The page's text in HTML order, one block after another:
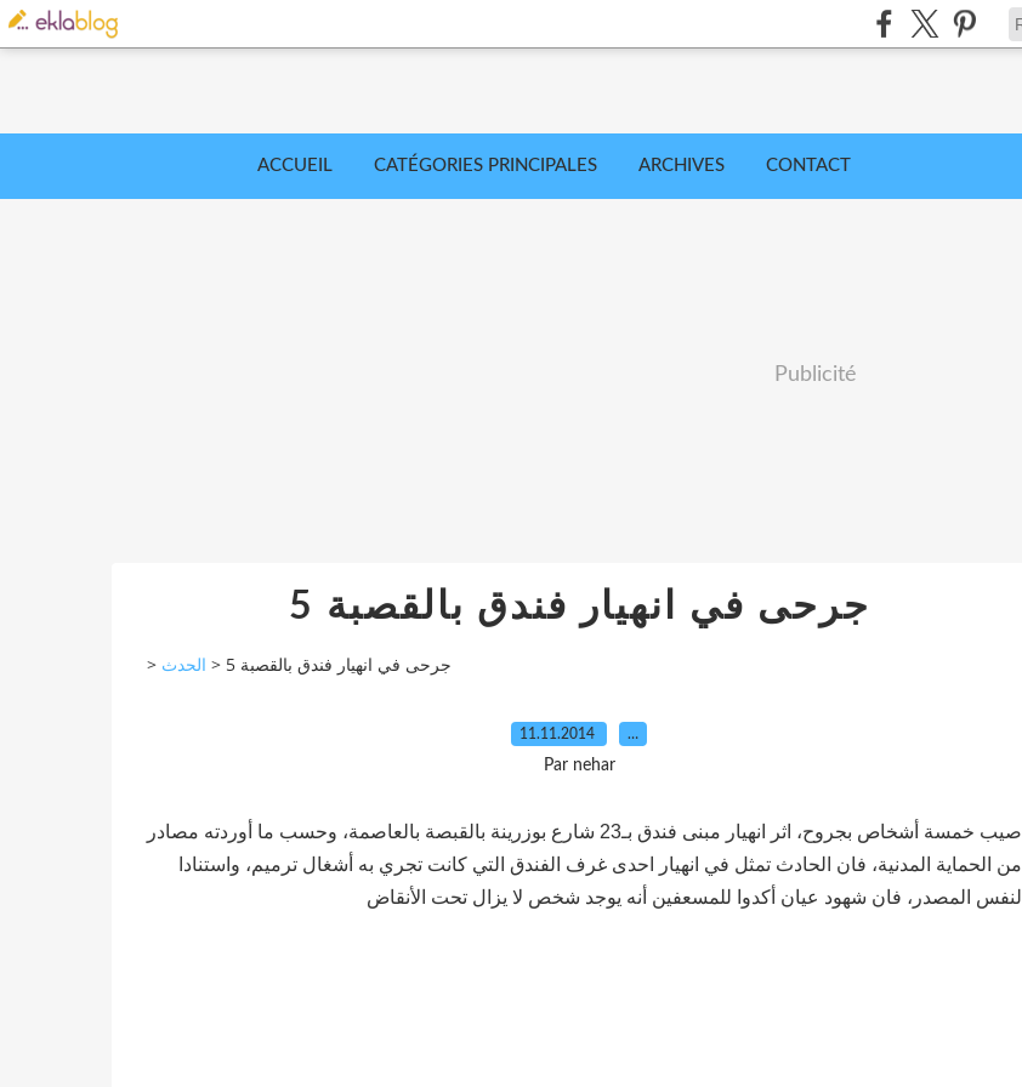
ACCUEIL CATÉGORIES PRINCIPALES ARCHIVES CONTACT
Publicité
5 جرحى في انهيار فندق بالقصبة
> الحدث > 5 جرحى في انهيار فندق بالقصبة
11.11.2014 …
Par nehar
صيب خمسة أشخاص بجروح، اثر انهيار مبنى فندق بـ23 شارع بوزرينة بالقبصة بالعاصمة، وحسب ما أوردته مصادر
من الحماية المدنية، فان الحادث تمثل في انهيار احدى غرف الفندق التي كانت تجري به أشغال ترميم، واستنادا
لنفس المصدر، فان شهود عيان أكدوا للمسعفين أنه يوجد شخص لا يزال تحت الأنقاض